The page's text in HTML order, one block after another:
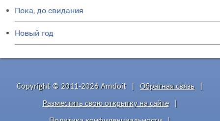
Пока, до свидания
Новый год
Copyright © 2011-2026 Amdoit Обратная связь
Разместить свою открытку на сайте